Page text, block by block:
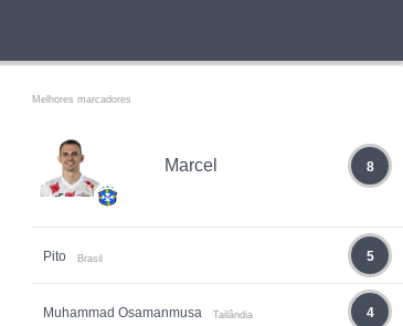
Melhores marcadores
Marcel 8
Pito Brasil 5
Muhammad Osamanmusa Tailândia 4